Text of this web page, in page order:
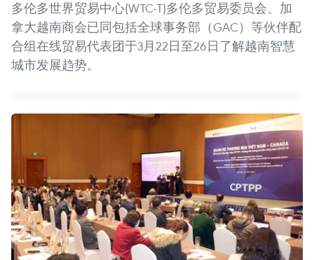
多伦多世界贸易中心(WTC-T)多伦多贸易委员会、加
拿大越南商会已同包括全球事务部（GAC）等伙伴配
合组在线贸易代表团于3月22日至26日了解越南智慧
城市发展趋势。